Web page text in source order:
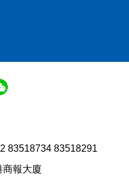
83518734 83518291
商報大廈